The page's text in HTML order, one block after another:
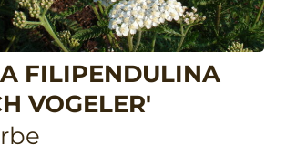
FILIPENDULINA
VOGELER'